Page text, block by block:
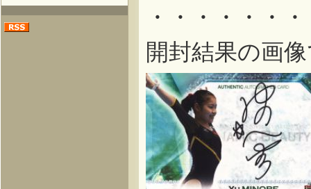
・・・・・・
開封結果の画